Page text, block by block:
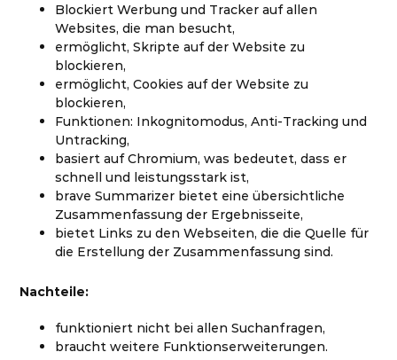
Blockiert Werbung und Tracker auf allen
Websites, die man besucht,
ermöglicht, Skripte auf der Website zu
blockieren,
ermöglicht, Cookies auf der Website zu
blockieren,
Funktionen: Inkognitomodus, Anti-Tracking und
Untracking,
basiert auf Chromium, was bedeutet, dass er
schnell und leistungsstark ist,
brave Summarizer bietet eine übersichtliche
Zusammenfassung der Ergebnisseite,
bietet Links zu den Webseiten, die die Quelle für
die Erstellung der Zusammenfassung sind.
Nachteile:
funktioniert nicht bei allen Suchanfragen,
braucht weitere Funktionserweiterungen.